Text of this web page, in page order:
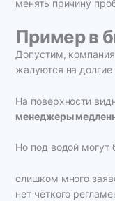
менять причину
Пример в
Допустим,
жалуются на
На поверхности
менеджеры
Но под водой могут
слишком много
нет чёткого